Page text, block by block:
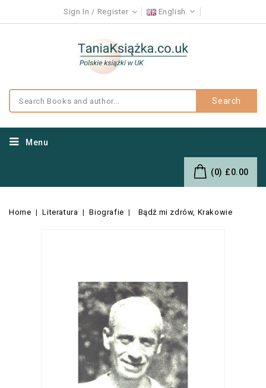
Sign In Register English
Search
Menu
(0) £0.00
Home Literatura Biografie Bądź mi zdrów, Krakowie